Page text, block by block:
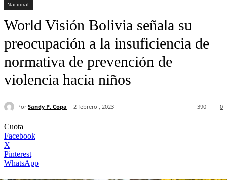
Nacional
World Visión Bolivia señala su
preocupación a la insuficiencia de
normativa de prevención de
violencia hacia niños
Por Sandy P. Copa 2 febrero , 2023 0
390
Cuota
Facebook
X
Pinterest
WhatsApp